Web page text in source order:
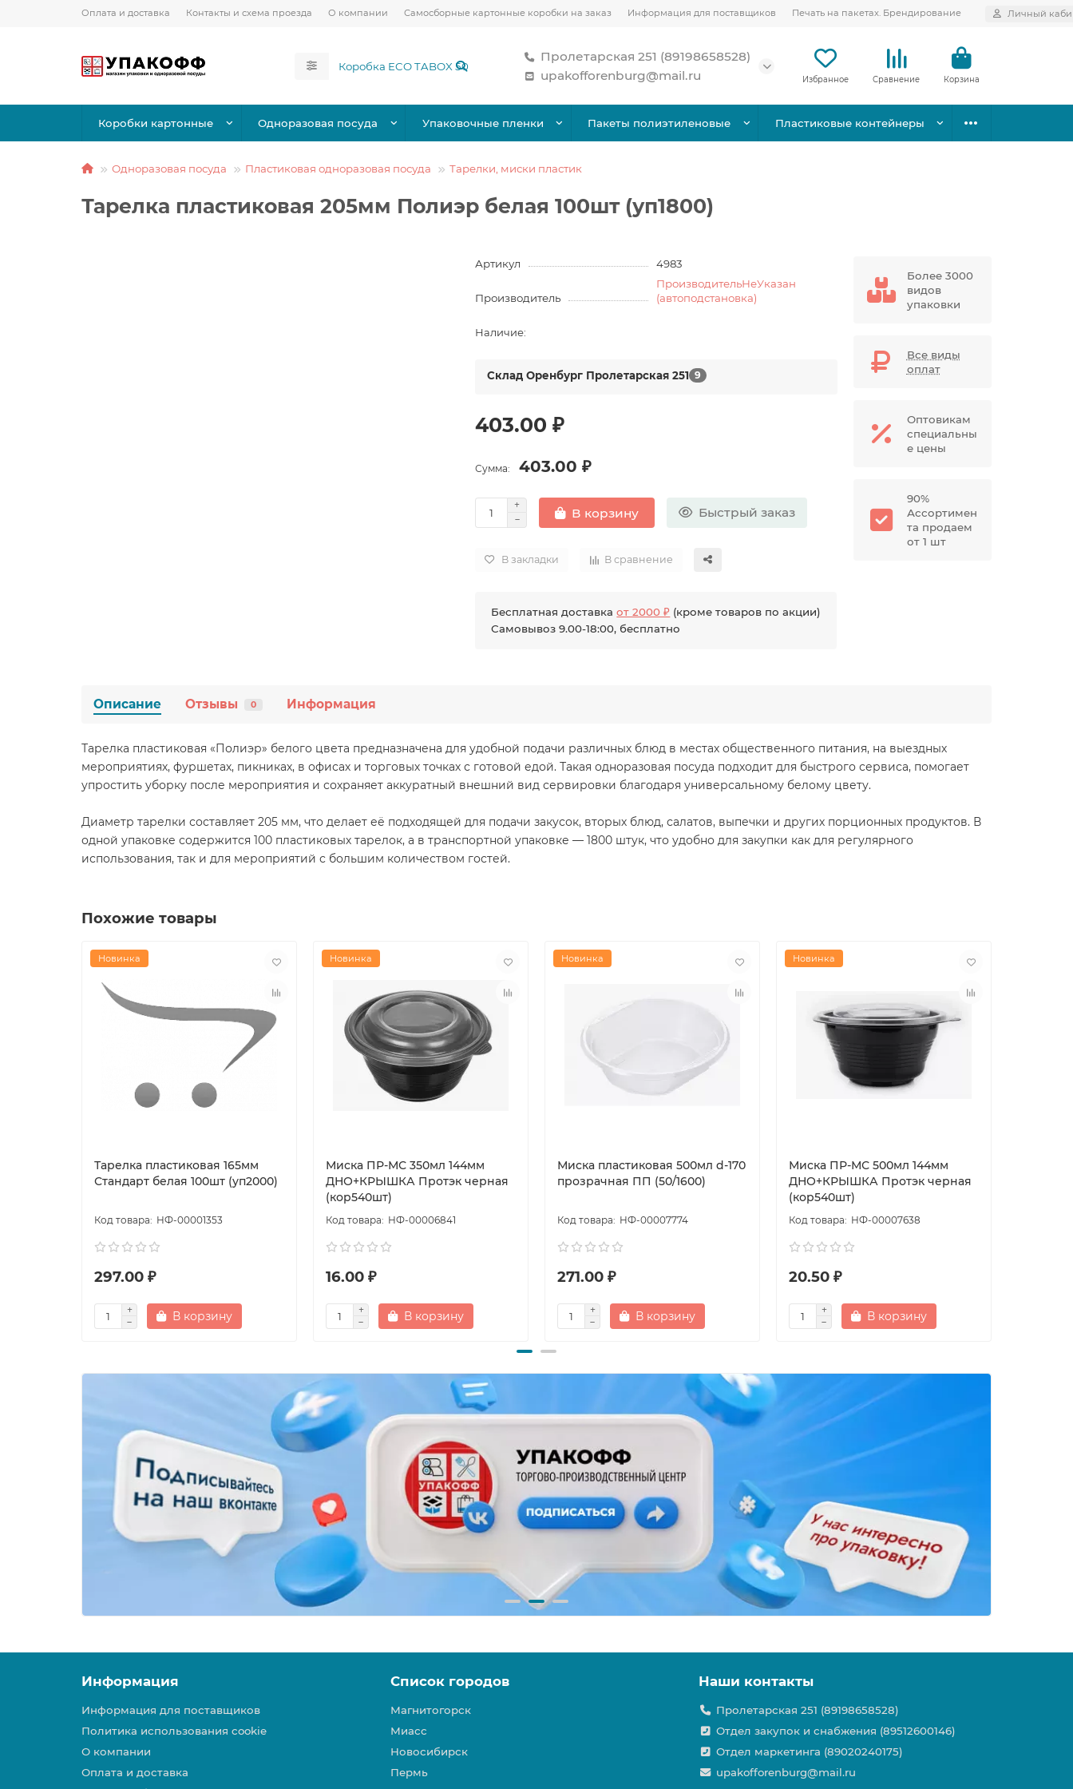
Оплата и доставка Контакты и схема проезда О компании Самосборные картонные коробки на заказ Информация для поставщиков Печать на пакетах. Брендирование Личный
Пролетарская 251 (89198658528)
upakofforenburg@mail.ru
Избранное Сравнение Корзина
Коробки картонные Одноразовая посуда Упаковочные пленки Пакеты полиэтиленовые Пластиковые контейнеры
Одноразовая посуда Пластиковая одноразовая посуда Тарелки, миски пластик
Тарелка пластиковая 205мм Полиэр белая 100шт (уп1800)
Артикул 4983
Производитель
ПроизводительНеУказан
(автоподстановка)
Наличие:
Склад Оренбург Пролетарская 251 9
403.00 ₽
Сумма: 403.00 ₽
В корзину Быстрый заказ
В закладки В сравнение
Бесплатная доставкаот 2000 ₽ (кроме товаров по акции)
Самовывоз 9.00-18:00, бесплатно
Более 3000
видов
упаковки
Все виды
оплат
Оптовикам
специальны
е цены
90%
Ассортимен
та продаем
от 1 шт
Описание Отзывы 0 Информация
Тарелка пластиковая «Полиэр» белого цвета предназначена для удобной подачи различных блюд в местах общественного питания, на выездных
мероприятиях, фуршетах, пикниках, в офисах и торговых точках с готовой едой. Такая одноразовая посуда подходит для быстрого сервиса, помогает
упростить уборку после мероприятия и сохраняет аккуратный внешний вид сервировки благодаря универсальному белому цвету.
Диаметр тарелки составляет 205 мм, что делает её подходящей для подачи закусок, вторых блюд, салатов, выпечки и других порционных продуктов. В
одной упаковке содержится 100 пластиковых тарелок, а в транспортной упаковке — 1800 штук, что удобно для закупки как для регулярного
использования, так и для мероприятий с большим количеством гостей.
Похожие товары
Новинка
Тарелка пластиковая 165мм
Стандарт белая 100шт (уп2000)
НФ-00001353
297.00 ₽
В корзину
Новинка
Миска ПР-МС 350мл 144мм
ДНО+КРЫШКА Протэк черная
(кор540шт)
НФ-00006841
16.00 ₽
В корзину
Новинка
Миска пластиковая 500мл d-170
прозрачная ПП (50/1600)
НФ-00007774
271.00 ₽
В корзину
Новинка
Миска ПР-МС 500мл 144мм
ДНО+КРЫШКА Протэк черная
(кор540шт)
НФ-00007638
20.50 ₽
В корзину
Информация
Информация для поставщиков
Политика использования cookie
О компании
Оплата и доставка
Список городов
Магнитогорск
Миасс
Новосибирск
Пермь
Наши контакты
Пролетарская 251 (89198658528)
Отдел закупок и снабжения (89512600146)
Отдел маркетинга (89020240175)
upakofforenburg@mail.ru